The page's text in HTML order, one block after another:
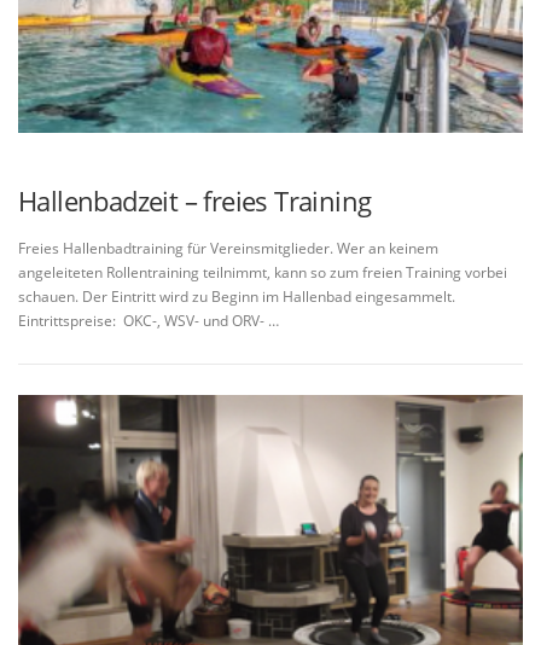
Hallenbadzeit – freies Training
Freies Hallenbadtraining für Vereinsmitglieder. Wer an keinem
angeleiteten Rollentraining teilnimmt, kann so zum freien Training vorbei
schauen. Der Eintritt wird zu Beginn im Hallenbad eingesammelt.
Eintrittspreise: OKC-, WSV- und ORV- …